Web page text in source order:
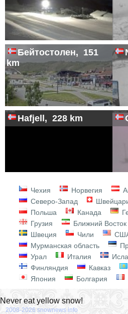
Бейтостолен, 151
km
Hafjell, 228 km
Чехия Норвегия
Северо-Запад
Польша
Канада
Грузия
Ближний Восток
Швеция
Чили
Мурманская область
Урал
Италия
Финляндия
Кавказ
Япония
Болгария
Never eat yellow snow!
2008-2026 snownews.info